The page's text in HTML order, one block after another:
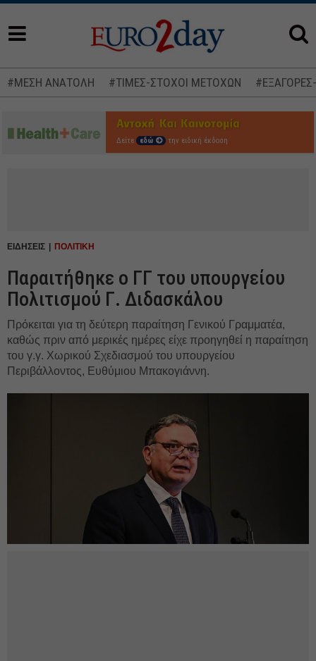
#ΜΕΣΗ ΑΝΑΤΟΛΗ #ΤΙΜΕΣ-ΣΤΟΧΟΙ ΜΕΤΟΧΩΝ
Δείτε εδώ την ειδική έκδοση
ΕΙΔΗΣΕΙΣ ΠΟΛΙΤΙΚΗ
Παραιτήθηκε ο ΓΓ του υπουργείου
Πολιτισμού Γ. Διδασκάλου
Πρόκειται για τη δεύτερη παραίτηση Γενικού Γραμματέα,
καθώς πριν από μερικές ημέρες είχε προηγηθεί η παραίτηση
του γ.γ. Χωρικού Σχεδιασμού του υπουργείου
Περιβάλλοντος, Ευθύμιου Μπακογιάννη.